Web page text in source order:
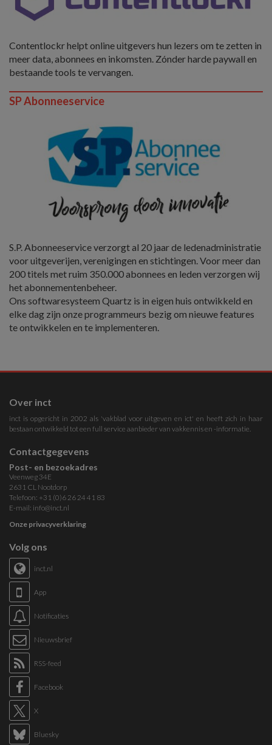
Contentlockr helpt online uitgevers hun lezers om te zetten in
meer data, abonnees en inkomsten. Zónder harde paywall en
bestaande tools te vervangen.
SP Abonneeservice
S.P. Abonneeservice verzorgt al 20 jaar de ledenadministratie
voor uitgeverijen, verenigingen en stichtingen. Voor meer dan
200 titels met ruim 350.000 abonnees en leden verzorgen wij
het abonnementenbeheer.
Ons softwaresysteem Quartz is in eigen huis ontwikkeld en
elke dag zijn onze programmeurs bezig om nieuwe features
te ontwikkelen en te implementeren.
Over inct
inct is opgericht in 2002 als 'vakblad voor uitgeven en ict' en heeft zich in haar
bestaan ontwikkeld tot een full service aanbieder van vakkennis en -informatie.
Contactgegevens
Post- en bezoekadres
Veenweg 34E
2631 CL Nootdorp
Telefoon: +31 (0)6 26 24 41 83
E-mail: info@inct.nl
Onze privacyverklaring
Volg ons
inct.nl
App
Notificaties
Nieuwsbrief
RSS-feed
Facebook
X
Bluesky